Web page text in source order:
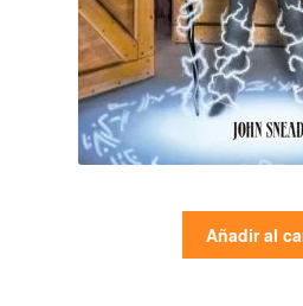
Añadir al